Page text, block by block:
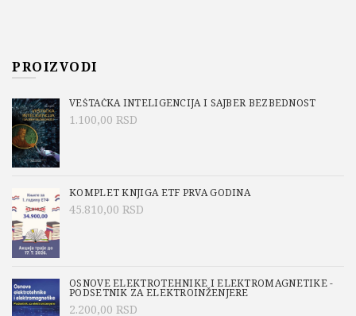
PROIZVODI
VEŠTAČKA INTELIGENCIJA I SAJBER BEZBEDNOST
1.100,00 RSD
KOMPLET KNJIGA ETF PRVA GODINA
45.810,00 RSD
OSNOVE ELEKTROTEHNIKE I ELEKTROMAGNETIKE -
PODSETNIK ZA ELEKTROINŽENJERE
2.200,00 RSD